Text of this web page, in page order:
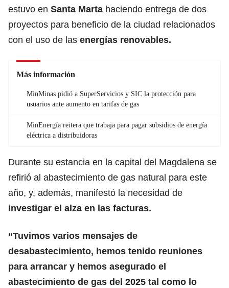
estuvo en Santa Marta haciendo entrega de dos
proyectos para beneficio de la ciudad relacionados
con el uso de las energías renovables.
Más información
MinMinas pidió a SuperServicios y SIC la protección para
usuarios ante aumento en tarifas de gas
MinEnergía reitera que trabaja para pagar subsidios de energía
eléctrica a distribuidoras
Durante su estancia en la capital del Magdalena se
refirió al abastecimiento de gas natural para este
año, y, además, manifestó la necesidad de
investigar el alza en las facturas.
“Tuvimos varios mensajes de
desabastecimiento, hemos tenido reuniones
para arrancar y hemos asegurado el
abastecimiento de gas del 2025 tal como lo